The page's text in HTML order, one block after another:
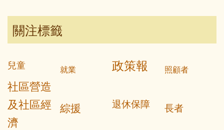
關注標籤
兒童 就業 政策報 照顧者
社區營造
及社區經
濟
綜援 退休保障 長者